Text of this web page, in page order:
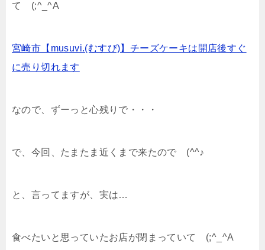
て (;^_^A
宮崎市【musuvi.(むすび)】チーズケーキは開店後すぐ
に売り切れます
なので、ずーっと心残りで・・・
で、今回、たまたま近くまで来たので (^^♪
と、言ってますが、実は…
食べたいと思っていたお店が閉まっていて (;^_^A